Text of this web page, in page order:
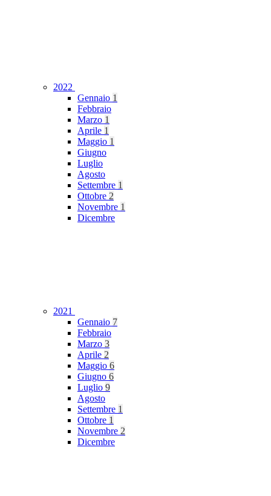
2022
Gennaio 1
Febbraio
Marzo 1
Aprile 1
Maggio 1
Giugno
Luglio
Agosto
Settembre 1
Ottobre 2
Novembre 1
Dicembre
2021
Gennaio 7
Febbraio
Marzo 3
Aprile 2
Maggio 6
Giugno 6
Luglio 9
Agosto
Settembre 1
Ottobre 1
Novembre 2
Dicembre